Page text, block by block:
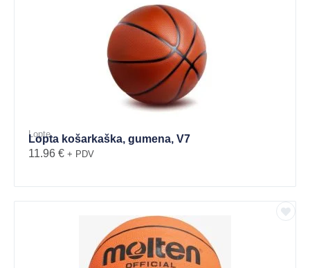
Lopte
Lopta košarkaška, gumena, V7
11.96 € + PDV